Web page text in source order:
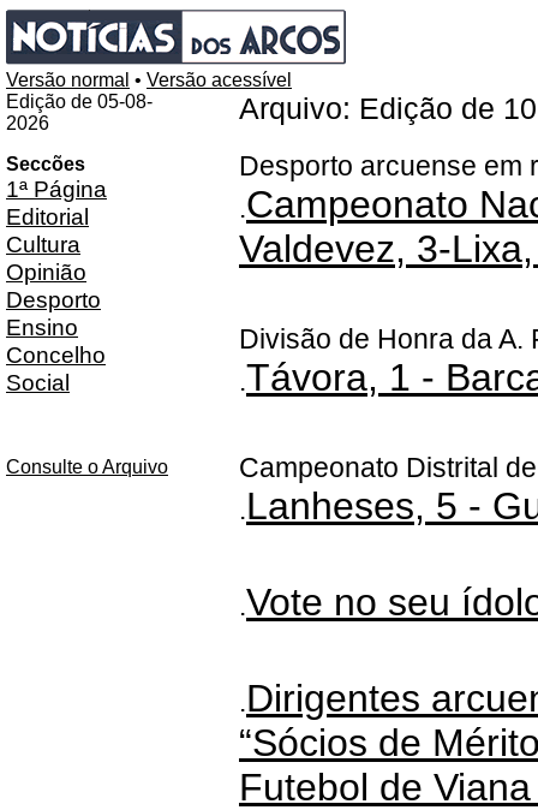
Versão normal • Versão acessível
Edição de 05-08-
2026
Seccões
1ª Página
Editorial
Cultura
Opinião
Desporto
Ensino
Concelho
Social
Consulte o Arquivo
Arquivo: Edição de
Desporto arcuense em
.Campeonato
Valdevez, 3-
Divisão de Honra da A.
.Távora, 1 -
Campeonato Distrital
.Lanheses, 5 -
.Vote no seu
.Dirigentes
“Sócios de
Futebol de